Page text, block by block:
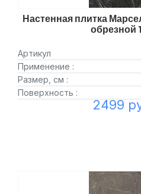
Настенная плитка
обрезной
Артикул
Применение :
Размер, см :
Поверхность :
2499